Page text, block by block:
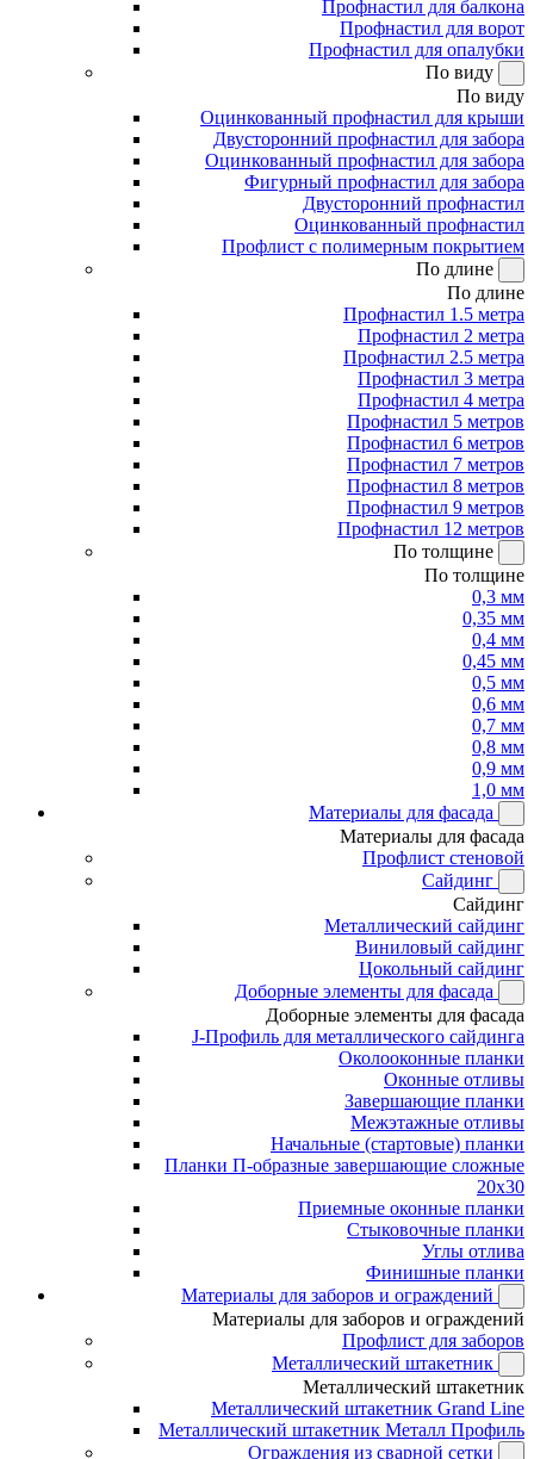
Профнастил для балкона
Профнастил для ворот
Профнастил для опалубки
По виду
По виду
Оцинкованный профнастил для крыши
Двусторонний профнастил для забора
Оцинкованный профнастил для забора
Фигурный профнастил для забора
Двусторонний профнастил
Оцинкованный профнастил
Профлист с полимерным покрытием
По длине
По длине
Профнастил 1.5 метра
Профнастил 2 метра
Профнастил 2.5 метра
Профнастил 3 метра
Профнастил 4 метра
Профнастил 5 метров
Профнастил 6 метров
Профнастил 7 метров
Профнастил 8 метров
Профнастил 9 метров
Профнастил 12 метров
По толщине
По толщине
0,3 мм
0,35 мм
0,4 мм
0,45 мм
0,5 мм
0,6 мм
0,7 мм
0,8 мм
0,9 мм
1,0 мм
Материалы для фасада
Материалы для фасада
Профлист стеновой
Сайдинг
Сайдинг
Металлический сайдинг
Виниловый сайдинг
Цокольный сайдинг
Доборные элементы для фасада
Доборные элементы для фасада
J-Профиль для металлического сайдинга
Околооконные планки
Оконные отливы
Завершающие планки
Межэтажные отливы
Начальные (стартовые) планки
Планки П-образные завершающие сложные
20x30
Приемные оконные планки
Стыковочные планки
Углы отлива
Финишные планки
Материалы для заборов и ограждений
Материалы для заборов и ограждений
Профлист для заборов
Металлический штакетник
Металлический штакетник
Металлический штакетник Grand Line
Металлический штакетник Металл Профиль
Ограждения из сварной сетки